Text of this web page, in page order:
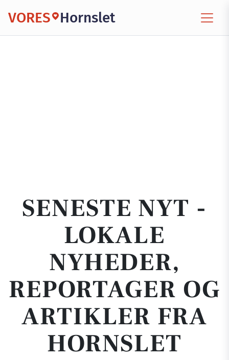
VORES Hornslet
SENESTE NYT -
LOKALE
NYHEDER,
REPORTAGER OG
ARTIKLER FRA
HORNSLET